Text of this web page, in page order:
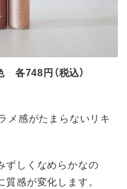
各748円（税込）
メ感がたまらないリキ
ずしくなめらかなの
感が変化します。